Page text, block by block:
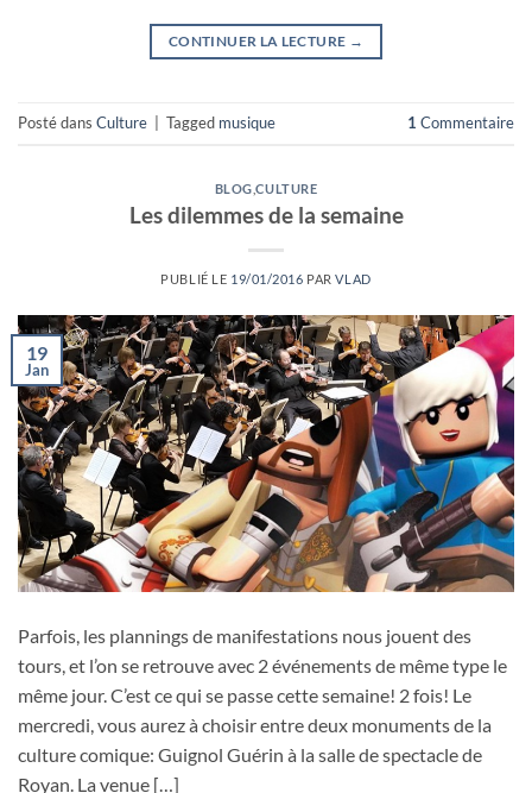
CONTINUER LA LECTURE →
Posté dans Culture Tagged musique 1 Commentaire
BLOG ,CULTURE
Les dilemmes de la semaine
PUBLIÉ LE 19/01/2016 PARVLAD
19
Jan
Parfois, les plannings de manifestations nous jouent des
tours, et l’on se retrouve avec 2 événements de même type le
même jour. C’est ce qui se passe cette semaine! 2 fois! Le
mercredi, vous aurez à choisir entre deux monuments de la
culture comique: Guignol Guérin à la salle de spectacle de
Royan. La venue […]